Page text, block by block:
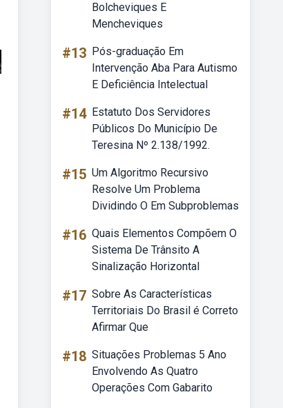
Bolcheviques E
Mencheviques
#13 Pós-graduação Em
Intervenção Aba Para Autismo
E Deficiência Intelectual
#14 Estatuto Dos Servidores
Públicos Do Município De
Teresina Nº 2.138/1992.
#15 Um Algoritmo Recursivo
Resolve Um Problema
Dividindo O Em Subproblemas
#16 Quais Elementos Compõem O
Sistema De Trânsito A
Sinalização Horizontal
#17 Sobre As Características
Territoriais Do Brasil é Correto
Afirmar Que
#18 Situações Problemas 5 Ano
Envolvendo As Quatro
Operações Com Gabarito